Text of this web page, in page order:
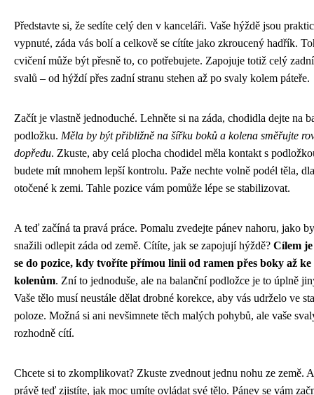
Představte si, že sedíte celý den v kanceláři. Vaše hýždě jsou
vypnuté, záda vás bolí a celkově se cítíte jako zkroucený hadřík.
cvičení může být přesně to, co potřebujete. Zapojuje totiž celý
svalů – od hýždí přes zadní stranu stehen až po svaly kolem páteře.
Začít je vlastně jednoduché. Lehněte si na záda, chodidla dejte na
podložku. Měla by být přibližně na šířku boků a kolena směřujte
dopředu. Zkuste, aby celá plocha chodidel měla kontakt s
budete mít mnohem lepší kontrolu. Paže nechte volně podél těla,
otočené k zemi. Tahle pozice vám pomůže lépe se stabilizovat.
A teď začíná ta pravá práce. Pomalu zvedejte pánev nahoru, jako
snažili odlepit záda od země. Cítíte, jak se zapojují hýždě? Cílem
se do pozice, kdy tvoříte přímou linii od ramen přes boky až ke
kolenům. Zní to jednoduše, ale na balanční podložce je to úplně
Vaše tělo musí neustále dělat drobné korekce, aby vás udrželo ve
poloze. Možná si ani nevšimnete těch malých pohybů, ale vaše
rozhodně cítí.
Chcete si to zkomplikovat? Zkuste zvednout jednu nohu ze země.
právě teď zjistíte, jak moc umíte ovládat své tělo. Pánev se vám